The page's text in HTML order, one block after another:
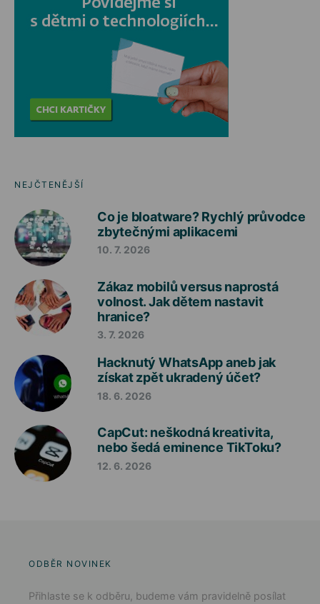
NEJČTENĚJŠÍ
Co je bloatware? Rychlý průvodce
zbytečnými aplikacemi
10. 7. 2026
Zákaz mobilů versus naprostá
volnost. Jak dětem nastavit
hranice?
3. 7. 2026
Hacknutý WhatsApp aneb jak
získat zpět ukradený účet?
18. 6. 2026
CapCut: neškodná kreativita,
nebo šedá eminence TikToku?
12. 6. 2026
ODBĚR NOVINEK
Přihlaste se k odběru, budeme vám pravidelně posílat